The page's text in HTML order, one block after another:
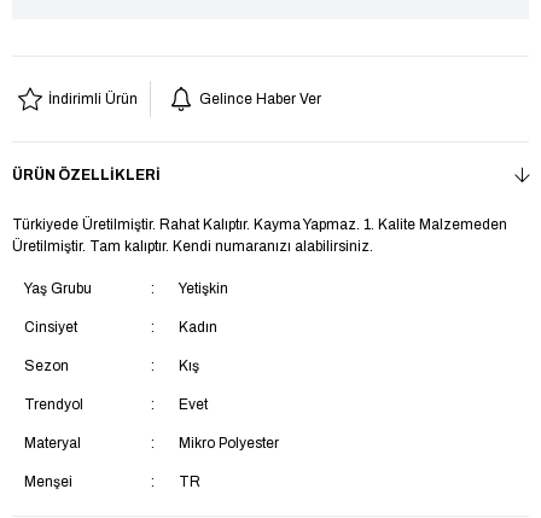
İndirimli Ürün Gelince Haber Ver
ÜRÜN ÖZELLIKLERI
Türkiyede Üretilmiştir. Rahat Kalıptır. Kayma Yapmaz. 1. Kalite Malzemeden
Üretilmiştir. Tam kalıptır. Kendi numaranızı alabilirsiniz.
Yaş Grubu Yetişkin
Cinsiyet Kadın
Sezon Kış
Trendyol Evet
Materyal Mikro Polyester
Menşei TR